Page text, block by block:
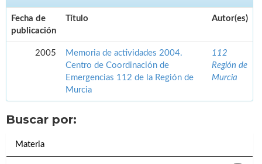
Fecha de
publicación
Título Autor(es)
2005
Memoria de actividades 2004.
Centro de Coordinación de
Emergencias 112 de la Región de
Murcia
112
Región de
Murcia
Buscar por:
Materia